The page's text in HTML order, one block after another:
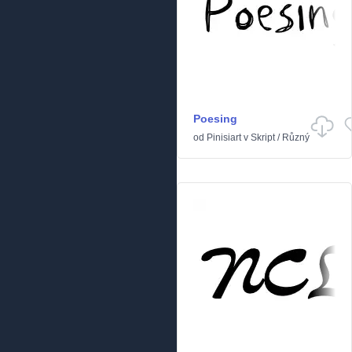
Poesing
od Pinisiartv Skript/ Různý